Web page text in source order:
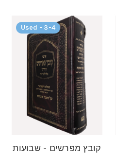
Used - 3-4
קובץ מפרשים - שבועות